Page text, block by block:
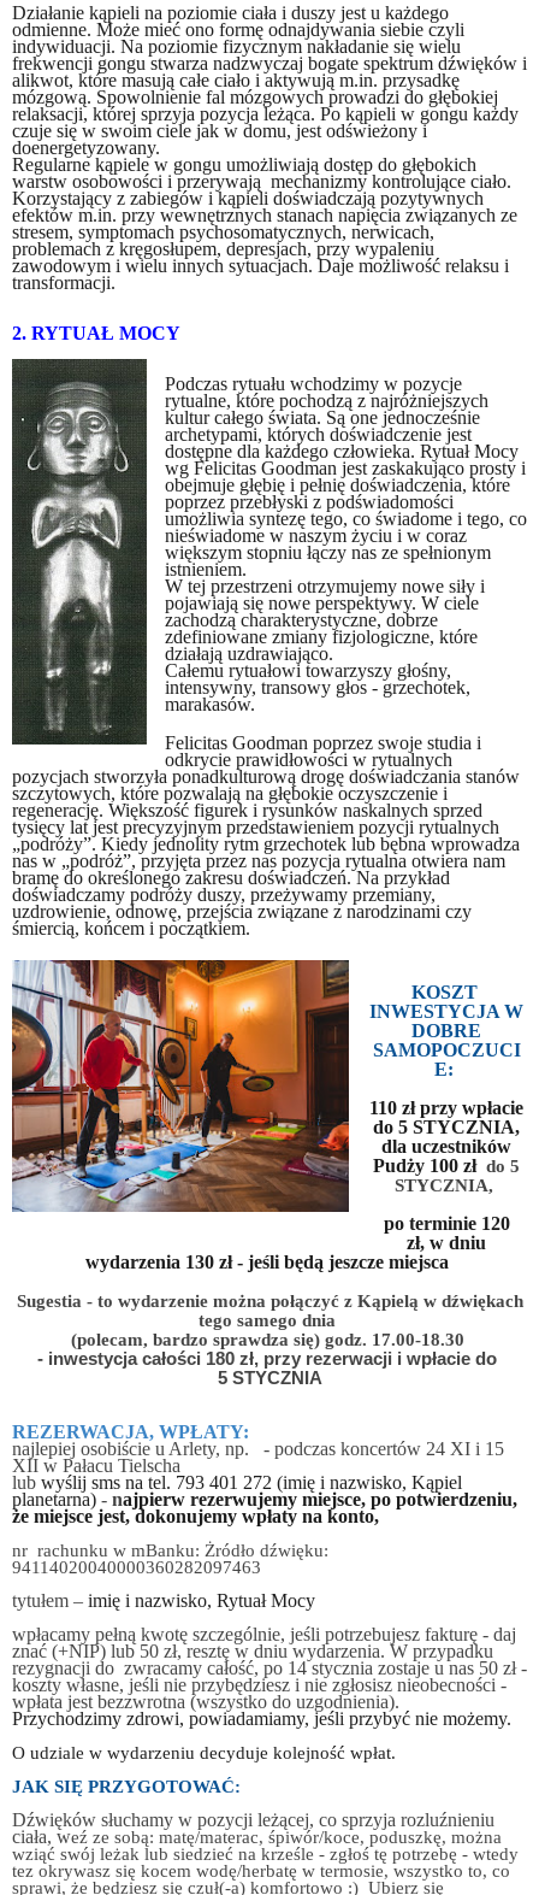
Działanie kąpieli na poziomie ciała i duszy jest u każdego
odmienne. Może mieć ono formę odnajdywania siebie czyli
indywiduacji. Na poziomie fizycznym nakładanie się wielu
frekwencji gongu stwarza nadzwyczaj bogate spektrum dźwięków i
alikwot, które masują całe ciało i aktywują m.in. przysadkę
mózgową. Spowolnienie fal mózgowych prowadzi do głębokiej
relaksacji, której sprzyja pozycja leżąca. Po kąpieli w gongu każdy
czuje się w swoim ciele jak w domu, jest odświeżony i
doenergetyzowany.
Regularne kąpiele w gongu umożliwiają dostęp do głębokich
warstw osobowości i przerywają mechanizmy kontrolujące ciało.
Korzystający z zabiegów i kąpieli doświadczają pozytywnych
efektów m.in. przy wewnętrznych stanach napięcia związanych ze
stresem, symptomach psychosomatycznych, nerwicach,
problemach z kręgosłupem, depresjach, przy wypaleniu
zawodowym i wielu innych sytuacjach. Daje możliwość relaksu i
transformacji.
2. RYTUAŁ MOCY
Podczas rytuału wchodzimy w pozycje
rytualne, które pochodzą z najróżniejszych
kultur całego świata. Są one jednocześnie
archetypami, których doświadczenie jest
dostępne dla każdego człowieka. Rytuał Mocy
wg Felicitas Goodman jest zaskakująco prosty i
obejmuje głębię i pełnię doświadczenia, które
poprzez przebłyski z podświadomości
umożliwia syntezę tego, co świadome i tego, co
nieświadome w naszym życiu i w coraz
większym stopniu łączy nas ze spełnionym
istnieniem.
W tej przestrzeni otrzymujemy nowe siły i
pojawiają się nowe perspektywy. W ciele
zachodzą charakterystyczne, dobrze
zdefiniowane zmiany fizjologiczne, które
działają uzdrawiająco.
Całemu rytuałowi towarzyszy głośny,
intensywny, transowy głos - grzechotek,
marakasów.
Felicitas Goodman poprzez swoje studia i
odkrycie prawidłowości w rytualnych
pozycjach stworzyła ponadkulturową drogę doświadczania stanów
szczytowych, które pozwalają na głębokie oczyszczenie i
regenerację. Większość figurek i rysunków naskalnych sprzed
tysięcy lat jest precyzyjnym przedstawieniem pozycji rytualnych
„podróży”. Kiedy jednolity rytm grzechotek lub bębna wprowadza
nas w „podróż”, przyjęta przez nas pozycja rytualna otwiera nam
bramę do określonego zakresu doświadczeń. Na przykład
doświadczamy podróży duszy, przeżywamy przemiany,
uzdrowienie, odnowę, przejścia związane z narodzinami czy
śmiercią, końcem i początkiem.
KOSZT
INWESTYCJA W
DOBRE
SAMOPOCZUCI
E:
110 zł przy wpłacie
do 5 STYCZNIA,
dla uczestników
Pudży 100 złdo 5
STYCZNIA,
po terminie 120
zł,w dniu
wydarzenia 130 zł - jeśli będą jeszcze miejsca
Sugestia - to wydarzenie można połączyć z Kąpielą w dźwiękach
tego samego dnia
(polecam, bardzo sprawdza się) godz. 17.00-18.30
- inwestycja całości 180 zł, przy rezerwacji i wpłacie do
5 STYCZNIA
REZERWACJA, WPŁATY:
najlepiej osobiście u Arlety, np.
- podczas koncertów 24 XI i 15
XII w Pałacu Tielscha
lub wyślij sms na tel. 793 401 272 (imię i nazwisko, Kąpiel
planetarna) - najpierw rezerwujemy miejsce, po potwierdzeniu,
że miejsce jest, dokonujemy wpłaty na konto,
nr rachunku w mBanku: Żródło dźwięku:
94114020040000360282097463
tytułem – imię i nazwisko, Rytuał Mocy
wpłacamy pełną kwotę szczególnie, jeśli potrzebujesz fakturę - daj
znać (+NIP) lub 50 zł, resztę w dniu wydarzenia. W przypadku
rezygnacji do zwracamy całość, po 14 stycznia zostaje u nas 50 zł -
koszty własne, jeśli nie przybędziesz i nie zgłosisz nieobecności -
wpłata jest bezzwrotna (wszystko do uzgodnienia).
Przychodzimy zdrowi, powiadamiamy, jeśli przybyć nie możemy.
O udziale w wydarzeniu decyduje kolejność wpłat.
JAK SIĘ PRZYGOTOWAĆ:
Dźwięków słuchamy w pozycji leżącej, co sprzyja rozluźnieniu
ciała, weź ze sobą: matę/materac, śpiwór/koce, poduszkę, można
wziąć swój leżak lub siedzieć na krześle - zgłoś tę potrzebę - wtedy
tez okrywasz się kocem wodę/herbatę w termosie, wszystko to, co
sprawi, że będziesz się czuł(-a) komfortowo :) Ubierz się